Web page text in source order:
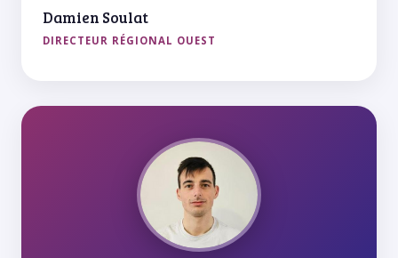
Damien Soulat
DIRECTEUR RÉGIONAL OUEST